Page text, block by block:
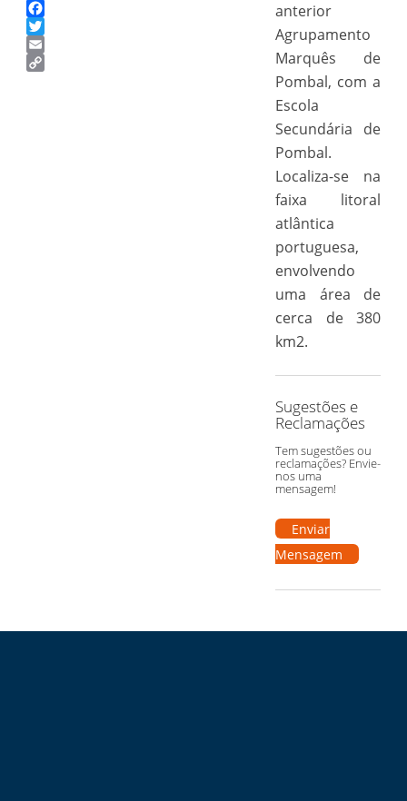
Facebook
Twitter
Email
anterior
Agrupamento
Marquês de
Pombal, com a
Escola
Secundária de
Pombal.
Localiza-se na
faixa litoral
atlântica
portuguesa,
envolvendo
uma área de
cerca de 380
km2.
Sugestões e
Reclamações
Tem sugestões ou
reclamações? Envie-
nos uma
mensagem!
Enviar
Mensagem